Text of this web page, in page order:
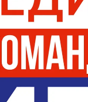
и музыка
к выборам